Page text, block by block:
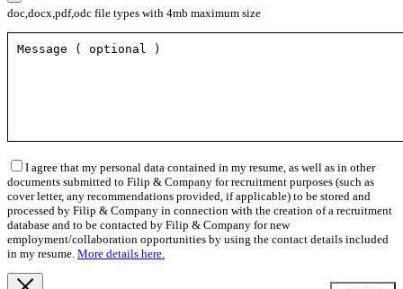
doc,docx,pdf,odc file types with 4mb maximum size
I agree that my personal data contained in my resume, as well as in other
documents submitted to Filip & Company for recruitment purposes (such as
cover letter, any recommendations provided, if applicable) to be stored and
processed by Filip & Company in connection with the creation of a recruitment
database and to be contacted by Filip & Company for new
employment/collaboration opportunities by using the contact details included
in my resume. More details here.